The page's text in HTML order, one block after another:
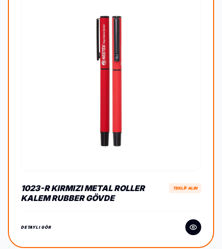
1023-R KIRMIZI METAL ROLLER
KALEM RUBBER GÖVDE
TEKLİF ALIN
DETAYLI GÖR